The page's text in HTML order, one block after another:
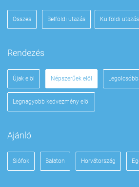
Összes Belföldi utazás Külföldi utazás
Rendezés
Újak elöl Népszerűek elöl
Legnagyobb kedvezmény elöl
Ajánló
Siófok Balaton Horvátország